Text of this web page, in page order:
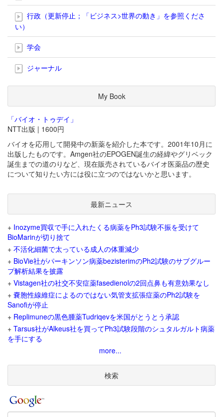
行政（更新停止；「ビジネス>世界の動き」を参照くださ
い）
学会
ジャーナル
My Book
「バイオ・トゥデイ」
NTT出版 | 1600円
バイオを応用して開発中の新薬を紹介した本です。2001年10月に
出版したものです。Amgen社のEPOGEN誕生の経緯やグリベック
誕生までの道のりなど、現在販売されているバイオ医薬品の歴史
について知りたい方には役に立つのではないかと思います。
最新ニュース
+ Inozyme買収で手に入れたくる病薬をPh3試験不振を受けて
BioMarinが切り捨て
+ 不活化細菌で太っている成人の体重減少
+ BioVie社がパーキンソン病薬bezisterimのPh2試験のサブグルー
プ解析結果を披露
+ Vistagen社の社交不安症薬fasedienolの2回点鼻も有意効果なし
+ 嚢胞性線維症によるのではない気管支拡張症薬のPh2試験を
Sanofiが停止
+ Replimuneの黒色腫薬Tudriqevを米国がとうとう承認
+ Tarsus社がAlkeus社を買ってPh3試験段階のシュタルガルト病薬
を手にする
more...
検索